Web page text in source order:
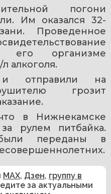
погони
Им оказался 32-
Проведенное
его организме
алкоголя.
отправили на
грозит
в Нижнекамске
рулем питбайка.
переданы в
MAX, Дзен, группу в
за актуальными